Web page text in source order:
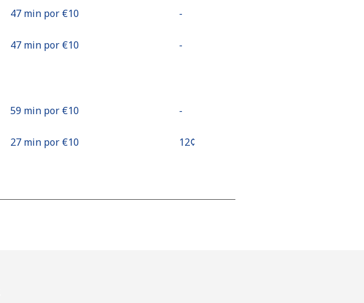
47 min por ⁦€10⁩ -
47 min por ⁦€10⁩ -
59 min por ⁦€10⁩ -
27 min por ⁦€10⁩ ⁦12¢⁩